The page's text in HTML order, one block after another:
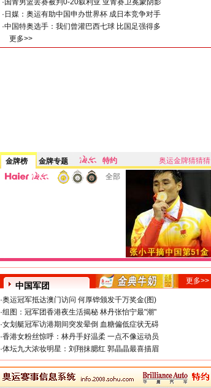
· 国青男篮罢赛被判0-20叙利亚 亚青赛卫冕蒙阴影
· 日媒：奥运有助中国申办世界杯 成日本竞争对手
·中国特奥选手：我们曾灌巴西七球 比国足强得多
更多>>
金牌榜 金牌专题 特约
奥运金牌猜猜猜
全部
中国军团
更多>>
·奥运冠军抵达澳门访问 何厚铧颁发千万奖金(图)
·组图：冠军团香港夜生活揭秘 林丹张怡宁最"潮"
·女划艇冠军访港期间突发晕倒 血糖偏低症状无碍
·香港女粉丝惊呼：林丹手好温柔 一点不像运动员
·体坛九大浓妆明星：刘翔抹腮红 郭晶晶最喜描眉